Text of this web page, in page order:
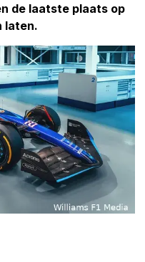
de laatste plaats op
laten.